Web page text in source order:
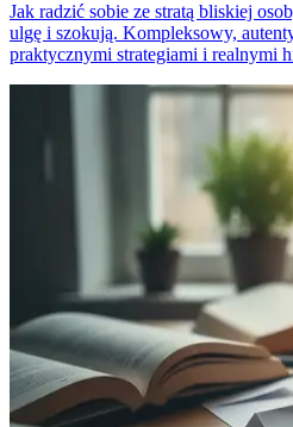
Jak radzić sobie ze stratą bliskiej
ulgę i szokują. Kompleksowy,
praktycznymi strategiami i realnymi